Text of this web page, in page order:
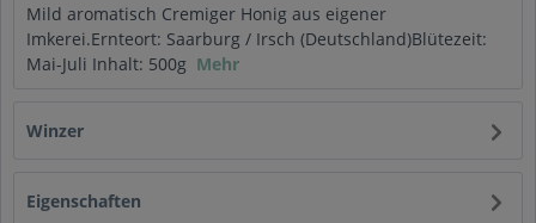
Mild aromatisch Cremiger Honig aus eigener
Imkerei.Ernteort: Saarburg / Irsch (Deutschland)Blütezeit:
Mai-Juli Inhalt: 500g Mehr
Winzer
Eigenschaften